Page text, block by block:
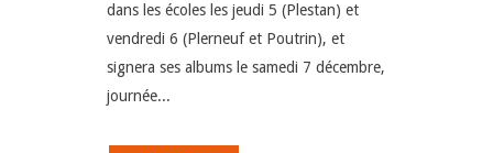
dans les écoles les jeudi 5 (Plestan) et
vendredi 6 (Plerneuf et Poutrin), et
signera ses albums le samedi 7 décembre,
journée...